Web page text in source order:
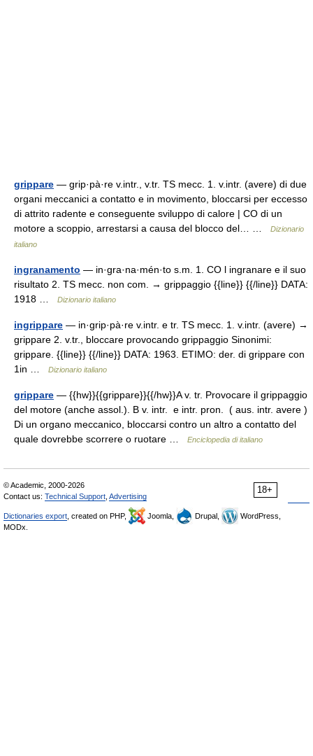
grippare — grip·pà·re v.intr., v.tr. TS mecc. 1. v.intr. (avere) di due
organi meccanici a contatto e in movimento, bloccarsi per eccesso
di attrito radente e conseguente sviluppo di calore | CO di un
motore a scoppio, arrestarsi a causa del blocco del… …
Dizionario
italiano
ingranamento — in·gra·na·mén·to s.m. 1. CO l ingranare e il suo
risultato 2. TS mecc. non com. → grippaggio {{line}} {{/line}} DATA:
1918 …
Dizionario italiano
ingrippare — in·grip·pà·re v.intr. e tr. TS mecc. 1. v.intr. (avere) →
grippare 2. v.tr., bloccare provocando grippaggio Sinonimi:
grippare. {{line}} {{/line}} DATA: 1963. ETIMO: der. di grippare con
1in …
Dizionario italiano
grippare — {{hw}}{{grippare}}{{/hw}}A v. tr. Provocare il grippaggio
del motore (anche assol.). B v. intr. e intr. pron. ( aus. intr. avere )
Di un organo meccanico, bloccarsi contro un altro a contatto del
quale dovrebbe scorrere o ruotare …
Enciclopedia di italiano
18+
© Academic, 2000-2026
Contact us: Technical Support Advertising
Dictionaries export , created on PHP, Joomla, Drupal,
WordPress,
MODx.